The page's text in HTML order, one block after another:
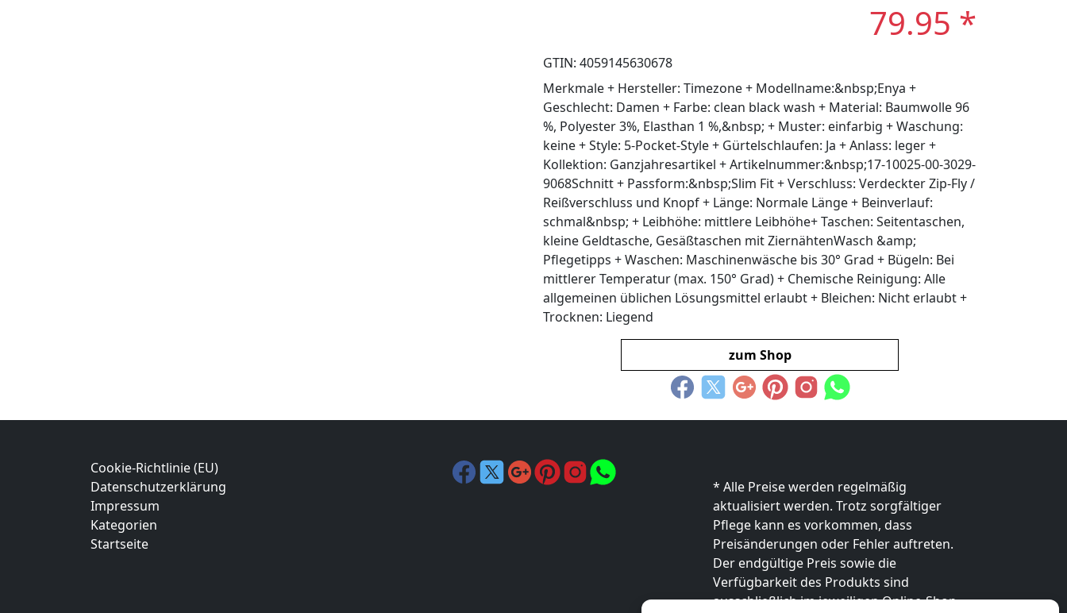
79.95 *
GTIN: 4059145630678
Merkmale + Hersteller: Timezone + Modellname:&nbsp;Enya +
Geschlecht: Damen + Farbe: clean black wash + Material: Baumwolle 96
%, Polyester 3%, Elasthan 1 %,&nbsp; + Muster: einfarbig + Waschung:
keine + Style: 5-Pocket-Style + Gürtelschlaufen: Ja + Anlass: leger +
Kollektion: Ganzjahresartikel + Artikelnummer:&nbsp;17-10025-00-3029-
9068Schnitt + Passform:&nbsp;Slim Fit + Verschluss: Verdeckter Zip-Fly /
Reißverschluss und Knopf + Länge: Normale Länge + Beinverlauf:
schmal&nbsp; + Leibhöhe: mittlere Leibhöhe+ Taschen: Seitentaschen,
kleine Geldtasche, Gesäßtaschen mit ZiernähtenWasch &amp;
Pflegetipps + Waschen: Maschinenwäsche bis 30° Grad + Bügeln: Bei
mittlerer Temperatur (max. 150° Grad) + Chemische Reinigung: Alle
allgemeinen üblichen Lösungsmittel erlaubt + Bleichen: Nicht erlaubt +
Trocknen: Liegend
zum Shop
Cookie-Richtlinie (EU)
Datenschutzerklärung
Impressum
Kategorien
Startseite
* Alle Preise werden regelmäßig
aktualisiert werden. Trotz sorgfältiger
Pflege kann es vorkommen, dass
Preisänderungen oder Fehler auftreten.
Der endgültige Preis sowie die
Verfügbarkeit des Produkts sind
ausschließlich im jeweiligen Online-Shop